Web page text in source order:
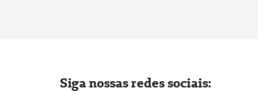
Siga nossas redes sociais: